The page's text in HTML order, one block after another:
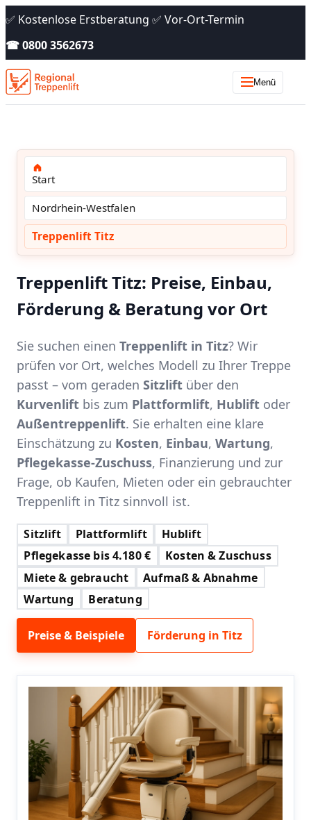
✅ Kostenlose Erstberatung ✅ Vor-Ort-Termin
☎ 0800 3562673
Menü
Start
Nordrhein-Westfalen
Treppenlift Titz
Treppenlift Titz: Preise, Einbau,
Förderung & Beratung vor Ort
Sie suchen einen Treppenlift in Titz? Wir
prüfen vor Ort, welches Modell zu Ihrer Treppe
passt – vom geraden Sitzlift über den
Kurvenlift bis zum Plattformlift, Hublift oder
Außentreppenlift. Sie erhalten eine klare
Einschätzung zu Kosten, Einbau, Wartung,
Pflegekasse-Zuschuss, Finanzierung und zur
Frage, ob Kaufen, Mieten oder ein gebrauchter
Treppenlift in Titz sinnvoll ist.
Sitzlift Plattformlift
Hublift
Pflegekasse bis 4.180 €
Kosten & Zuschuss
Miete & gebraucht
Aufmaß & Abnahme
Wartung
Beratung
Preise & Beispiele Förderung in Titz